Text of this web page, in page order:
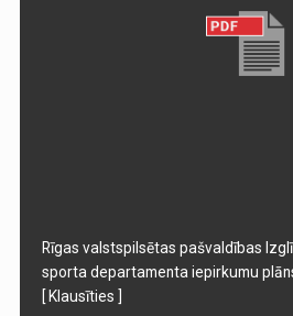
Rīgas valstspilsētas pašvaldības
sporta departamenta iepirkumu
[ Klausīties ]